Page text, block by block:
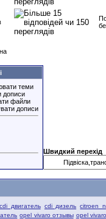
теми
дописи
файли
дописи
Швидкий перехід
cdi двигатель cdi дизель citroen
opel vivaro отзывы opel